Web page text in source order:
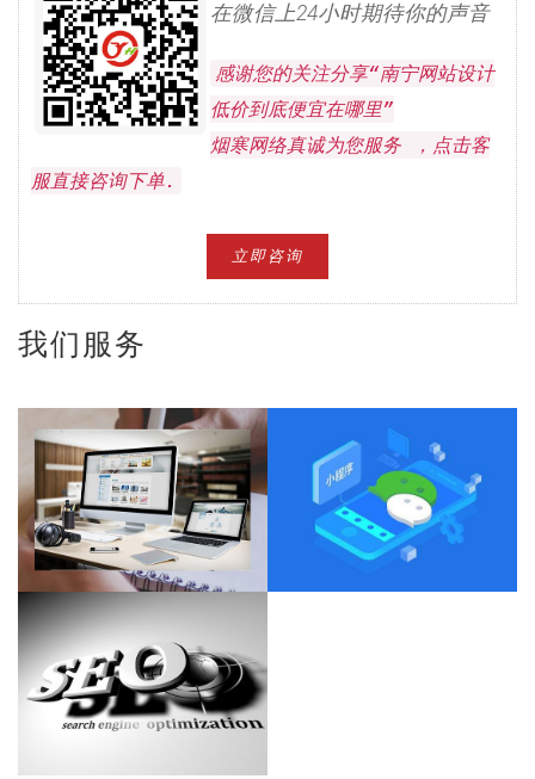
在微信上24小时期待你的声音
感谢您的关注分享“南宁网站设计
低价到底便宜在哪里”
烟寒网络真诚为您服务 ，点击客
服直接咨询下单.
立即咨询
我们服务